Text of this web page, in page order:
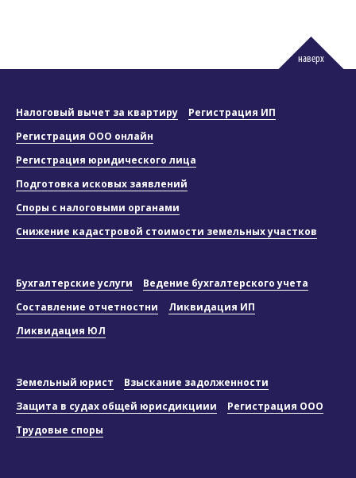
наверх
Налоговый вычет за квартиру
Регистрация ИП
Регистрация ООО онлайн
Регистрация юридического лица
Подготовка исковых заявлений
Споры с налоговыми органами
Снижение кадастровой стоимости земельных участков
Бухгалтерские услуги
Ведение бухгалтерского учета
Составление отчетностни
Ликвидация ИП
Ликвидация ЮЛ
Земельный юрист
Взыскание задолженности
Защита в судах общей юрисдикциии
Регистрация ООО
Трудовые споры